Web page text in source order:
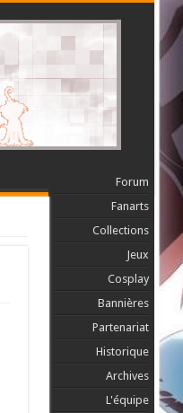
Forum
Fanarts
Collections
Jeux
Cosplay
Bannières
Partenariat
Historique
Archives
L'équipe